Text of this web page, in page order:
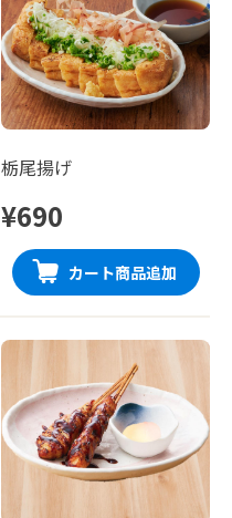
栃尾揚げ
¥690
カート商品追加